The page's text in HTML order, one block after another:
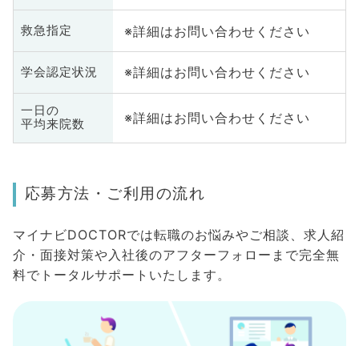
救急指定 ※詳細はお問い合わせください
学会認定状況 ※詳細はお問い合わせください
一日の
平均来院数
※詳細はお問い合わせください
応募方法・ご利用の流れ
マイナビDOCTORでは転職のお悩みやご相談、求人紹
介・面接対策や入社後のアフターフォローまで完全無
料でトータルサポートいたします。